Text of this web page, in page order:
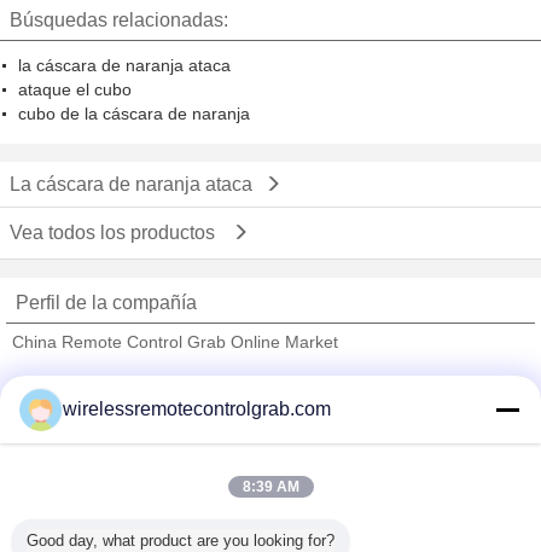
del cargo a granel
Búsquedas relacionadas:
la cáscara de naranja ataca
ataque el cubo
cubo de la cáscara de naranja
La cáscara de naranja ataca
Vea todos los productos
Perfil de la compañía
China Remote Control Grab Online Market
Trust Seal
Verified Suplier
wirelessremotecontrolgrab.com
8:39 AM
Good day, what product are you looking for?